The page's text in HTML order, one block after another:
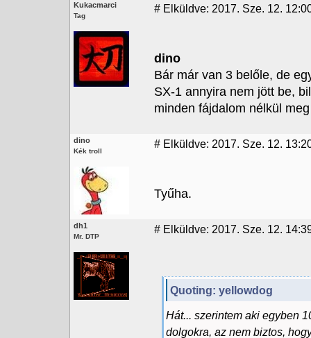
Kukacmarci
Tag
# Elküldve: 2017. Sze. 12.
dino
Bár már van 3 belőle, de
SX-1 annyira nem jött be,
minden fájdalom nélkül
dino
Kék troll
# Elküldve: 2017. Sze. 12.
Tyűha.
dh1
Mr. DTP
# Elküldve: 2017. Sze. 12.
Quoting: yellowdog
Hát... szerintem aki egyben
dolgokra, az nem biztos,